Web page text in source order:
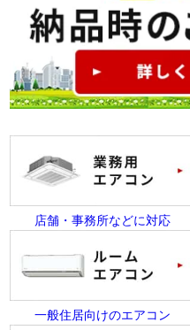
店舗・事務所などに対応
一般住居向けのエアコン